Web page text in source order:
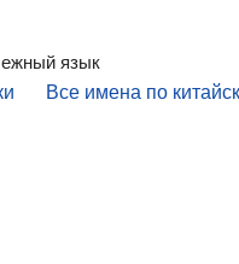
язык
Все имена по